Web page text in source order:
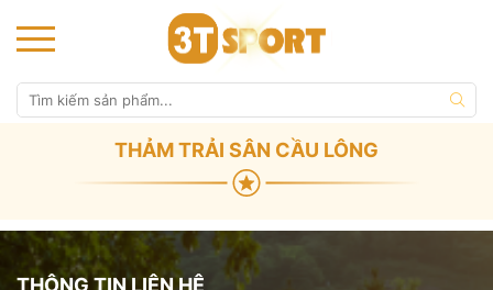
THẢM TRẢI SÂN CẦU LÔNG
THÔNG TIN LIÊN HỆ